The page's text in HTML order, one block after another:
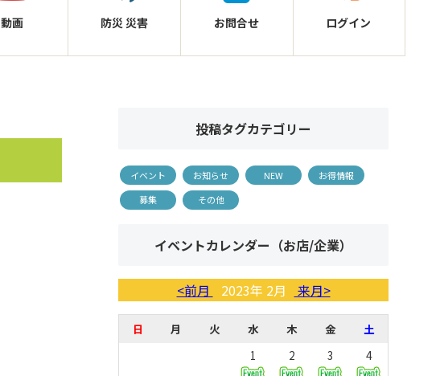
動画 防災災害 お問合せ ログイン
投稿タグカテゴリー
イベント お知らせ NEW
お得情報
募集
その他
イベントカレンダー（お店/企業）
<前月 2023年 2月 来月>
日 月 火 水 木 金
土
1
2 3 4